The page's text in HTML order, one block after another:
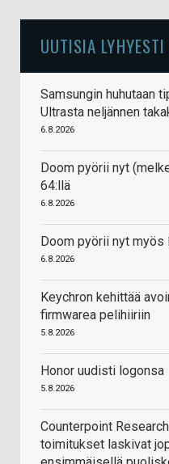
UUTISIA LYHYESTI
Samsungin huhutaan
Ultrasta neljännen
6.8.2026
Doom pyörii nyt
64:llä
6.8.2026
Doom pyörii nyt myös
6.8.2026
Keychron kehittää
firmwarea pelihiiriin
5.8.2026
Honor uudisti logonsa
5.8.2026
Counterpoint
toimitukset laskivat